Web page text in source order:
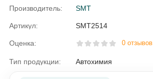
Производитель: SMT
Артикул: SMT2514
Оценка: 0 отзывов
Тип продукции: Автохимия